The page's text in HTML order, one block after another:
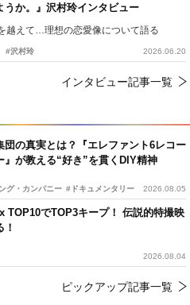
団の真実とは？『エレファント6レコー
』が教える“好き”を貫くDIY精神
グ・カンパニー #ドキュメンタリー 2026.08.05
TOP10でTOP3キープ！ 伝説的特撮映
2026.08.04
ピックアップ記事一覧
うか。』沢村玲インタビュー
越えて…理想の恋愛像について語る
#沢村玲 2026.06.20
インタビュー記事一覧